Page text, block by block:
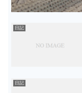
日記
日記